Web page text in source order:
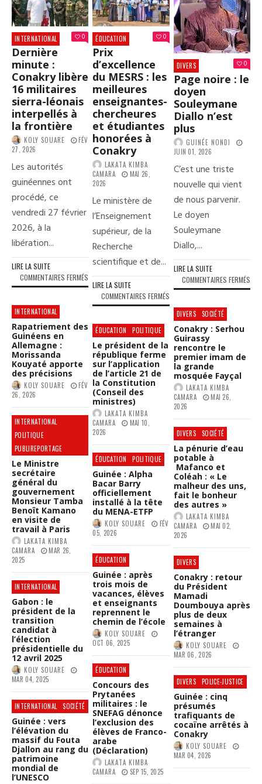
INTERNATIONAL 0
Dernière
minute :
Conakry libère
16 militaires
sierra-léonais
interpellés à
la frontière
KOLY SOUARE
FÉV
27, 2026
Les autorités
guinéennes ont
procédé, ce
vendredi 27 février
2026, à la
libération...
LIRE LA SUITE
COMMENTAIRES FERMÉS SUR
DERNIÈRE
MINUTE
LIBÈRE
16
MILITAIRES
SIERRA-
LÉONAIS
INTERPELLÉS
LA
FRONTIÈRE
INTERNATIONAL
Rapatriement des
Guinéens en
Allemagne :
Morissanda
Kouyaté apporte
des précisions
KOLY SOUARE
FÉV
26, 2026
INTERNATIONAL
POLITIQUE
PUBLIREPORTAGE
Le Ministre
secrétaire
général du
gouvernement
Monsieur Tamba
Benoît Kamano
en visite de
travail à Paris
LAKATA KIMBA
CAMARA
MAR 26,
2025
INTERNATIONAL
Gabon : le
président de la
transition
candidat à
l’élection
présidentielle du
12 avril 2025
KOLY SOUARE
MAR 04, 2025
INTERNATIONAL SOCIÉTÉ
Guinée : vers
l’élévation du
massif du Fouta
Djallon au rang du
patrimoine
mondial de
l’UNESCO
ÉDUCATION 0
Prix
d’excellence
du MESRS : les
meilleures
enseignantes-
chercheures
et étudiantes
honorées à
Conakry
LAKATA KIMBA
CAMARA
MAI 26,
2026
Le ministère de
l’Enseignement
supérieur, de la
Recherche
scientifique et de...
LIRE LA SUITE
COMMENTAIRES FERMÉSSUR
PRIX
D’EXCELLENCE
DU
MESRS
LES
MEILLEURES
ENSEIGNANTES-
CHERCHEURES
ET
ÉTUDIANTES
HONORÉES
CONAKRY
ÉDUCATION POLITIQUE
Le président de la
république ferme
sur l’application
de l’article 21 de
la Constitution
(Conseil des
ministres)
LAKATA KIMBA
CAMARA
MAI 10,
2026
ÉDUCATION POLITIQUE
Guinée : Alpha
Bacar Barry
officiellement
installé à la tête
du MENA-ETFP
KOLY SOUARE
FÉV
05, 2026
ÉDUCATION
Guinée : après
trois mois de
vacances, élèves
et enseignants
reprennent le
chemin de l’école
KOLY SOUARE
OCT 06, 2025
ÉDUCATION
Concours des
Prytanées
militaires : le
SNEFAG dénonce
l’exclusion des
élèves de Franco-
arabe
(Déclaration)
LAKATA KIMBA
CAMARA
SEP 15, 2025
DIVERS 0
Page noire : le
doyen
Souleymane
Diallo n’est
plus
GUINÉE NONDI
JUIN 01, 2026
C’est une triste
nouvelle qui vient
de nous parvenir.
Le doyen
Souleymane
Diallo,...
LIRE LA SUITE
COMMENTAIRES FERMÉSSUR
DIVERS SOCIÉTÉ
Conakry : Serhou
Guirassy
rencontre le
premier imam de
la grande
mosquée Fayçal
LAKATA KIMBA
CAMARA
MAI 26,
2026
DIVERS SOCIÉTÉ
La pénurie d’eau
potable à
Mafanco et
Coléah : « Le
malheur des uns,
fait le bonheur
des autres »
LAKATA KIMBA
CAMARA
MAI 02,
2026
DIVERS
Conakry : retour
du Président
Mamadi
Doumbouya après
plus de deux
semaines à
l’étranger
KOLY SOUARE
MAR 06, 2026
DIVERS POLICE-JUSTICE
Guinée : cinq
présumés
trafiquants de
cocaïne arrêtés à
Conakry
KOLY SOUARE
MAR 04, 2026